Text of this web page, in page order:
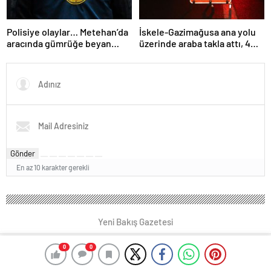
0 0
Polisiye olaylar… Metehan’da
aracında gümrüğe beyan
ürünleri tespit edilen kişiye
para cezası…
İskele-Gazimağusa ana yolu
üzerinde araba takla attı, 4
Gönder
En az 10 karakter gerekli
Yeni Bakış Gazetesi